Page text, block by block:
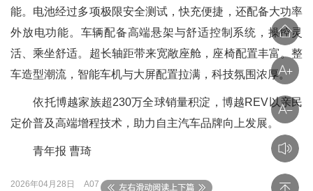
能。电池经过多项极限安全测试，快充便捷，还配备大功率
外放电功能。车辆配备高端悬架与舒适控制系统，操控灵
活、乘坐舒适。超长轴距带来宽敞座舱，座椅配置丰富。整
车造型潮流，智能车机与大屏配置拉满，科技氛围浓厚。
依托博越家族超230万全球销量积淀，博越REV以亲民
定价普及高端增程技术，助力自主汽车品牌向上发展。
青年报 曹琦
2026年04月28日 A07